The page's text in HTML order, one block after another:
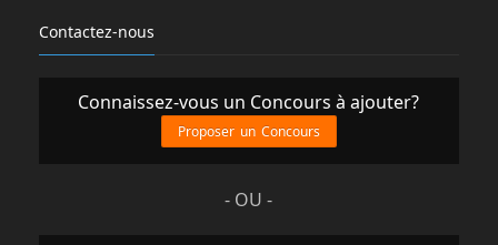
Contactez-nous
Connaissez-vous un Concours à ajouter?
Proposer un Concours
- OU -